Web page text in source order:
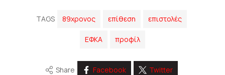
TAGS 89χρονος επίθεση επιστολές
ΕΦΚΑ προφίλ
Share Facebook Twitter